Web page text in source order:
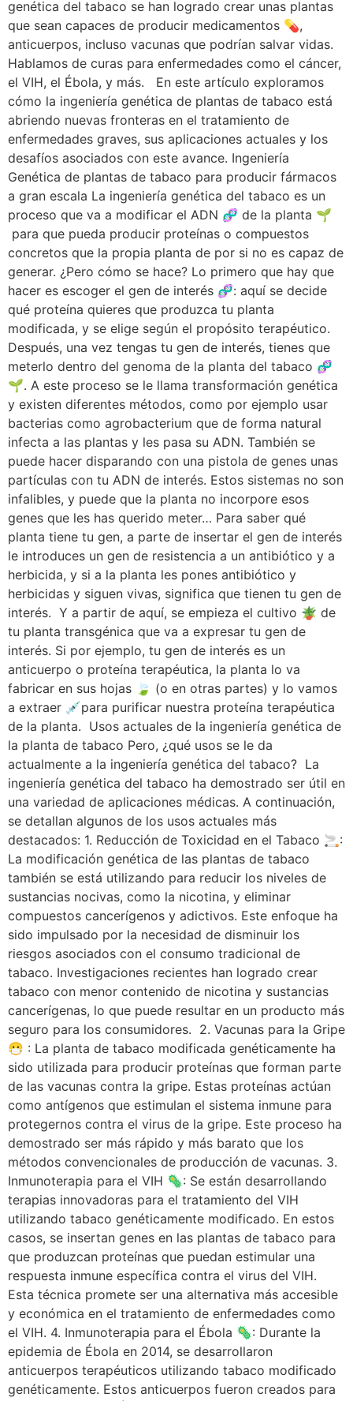
genética del tabaco se han logrado crear unas plantas
que sean capaces de producir medicamentos 💊,
anticuerpos, incluso vacunas que podrían salvar vidas.
Hablamos de curas para enfermedades como el cáncer,
el VIH, el Ébola, y más. En este artículo exploramos
cómo la ingeniería genética de plantas de tabaco está
abriendo nuevas fronteras en el tratamiento de
enfermedades graves, sus aplicaciones actuales y los
desafíos asociados con este avance. Ingeniería
Genética de plantas de tabaco para producir fármacos
a gran escala La ingeniería genética del tabaco es un
proceso que va a modificar el ADN 🧬 de la planta 🌱
para que pueda producir proteínas o compuestos
concretos que la propia planta de por si no es capaz de
generar. ¿Pero cómo se hace? Lo primero que hay que
hacer es escoger el gen de interés 🧬: aquí se decide
qué proteína quieres que produzca tu planta
modificada, y se elige según el propósito terapéutico.
Después, una vez tengas tu gen de interés, tienes que
meterlo dentro del genoma de la planta del tabaco 🧬
🌱. A este proceso se le llama transformación genética
y existen diferentes métodos, como por ejemplo usar
bacterias como agrobacterium que de forma natural
infecta a las plantas y les pasa su ADN. También se
puede hacer disparando con una pistola de genes unas
partículas con tu ADN de interés. Estos sistemas no son
infalibles, y puede que la planta no incorpore esos
genes que les has querido meter… Para saber qué
planta tiene tu gen, a parte de insertar el gen de interés
le introduces un gen de resistencia a un antibiótico y a
herbicida, y si a la planta les pones antibiótico y
herbicidas y siguen vivas, significa que tienen tu gen de
interés. Y a partir de aquí, se empieza el cultivo 🪴 de
tu planta transgénica que va a expresar tu gen de
interés. Si por ejemplo, tu gen de interés es un
anticuerpo o proteína terapéutica, la planta lo va
fabricar en sus hojas 🍃 (o en otras partes) y lo vamos
a extraer 💉para purificar nuestra proteína terapéutica
de la planta. Usos actuales de la ingeniería genética de
la planta de tabaco Pero, ¿qué usos se le da
actualmente a la ingeniería genética del tabaco? La
ingeniería genética del tabaco ha demostrado ser útil en
una variedad de aplicaciones médicas. A continuación,
se detallan algunos de los usos actuales más
destacados: 1. Reducción de Toxicidad en el Tabaco 🚬:
La modificación genética de las plantas de tabaco
también se está utilizando para reducir los niveles de
sustancias nocivas, como la nicotina, y eliminar
compuestos cancerígenos y adictivos. Este enfoque ha
sido impulsado por la necesidad de disminuir los
riesgos asociados con el consumo tradicional de
tabaco. Investigaciones recientes han logrado crear
tabaco con menor contenido de nicotina y sustancias
cancerígenas, lo que puede resultar en un producto más
seguro para los consumidores. 2. Vacunas para la Gripe
😷 : La planta de tabaco modificada genéticamente ha
sido utilizada para producir proteínas que forman parte
de las vacunas contra la gripe. Estas proteínas actúan
como antígenos que estimulan el sistema inmune para
protegernos contra el virus de la gripe. Este proceso ha
demostrado ser más rápido y más barato que los
métodos convencionales de producción de vacunas. 3.
Inmunoterapia para el VIH 🦠: Se están desarrollando
terapias innovadoras para el tratamiento del VIH
utilizando tabaco genéticamente modificado. En estos
casos, se insertan genes en las plantas de tabaco para
que produzcan proteínas que puedan estimular una
respuesta inmune específica contra el virus del VIH.
Esta técnica promete ser una alternativa más accesible
y económica en el tratamiento de enfermedades como
el VIH. 4. Inmunoterapia para el Ébola 🦠: Durante la
epidemia de Ébola en 2014, se desarrollaron
anticuerpos terapéuticos utilizando tabaco modificado
genéticamente. Estos anticuerpos fueron creados para